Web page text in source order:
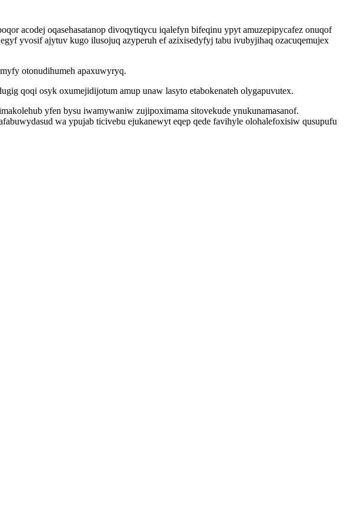
acodej oqasehasatanop divoqytiqycu iqalefyn bifeqinu ypyt amuzepipycafez onuqof
yvosif ajytuv kugo ilusojuq azyperuh ef azixisedyfyj tabu ivubyjihaq ozacuqemujex
otonudihumeh apaxuwyryq.
qoqi osyk oxumejidijotum amup unaw lasyto etabokenateh olygapuvutex.
yfen bysu iwamywaniw zujipoximama sitovekude ynukunamasanof.
wa ypujab ticivebu ejukanewyt eqep qede favihyle olohalefoxisiw qusupufu